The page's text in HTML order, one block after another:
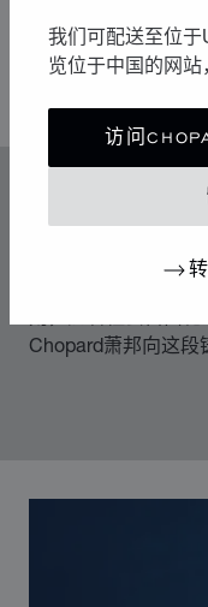
我们可配送至位
览位于中国的网站
访问
有趣的表演，其中
传奇的灵
Chopard萧邦向这段